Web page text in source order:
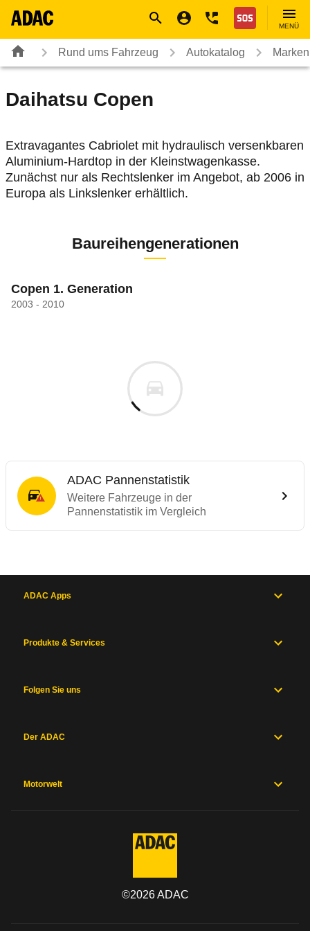
Nothilfe
MENÜ
Rund ums Fahrzeug Autokatalog
Daihatsu Copen
Extravagantes Cabriolet mit hydraulisch versenkbaren
Aluminium-Hardtop in der Kleinstwagenkasse.
Zunächst nur als Rechtslenker im Angebot, ab 2006 in
Europa als Linkslenker erhältlich.
Baureihengenerationen
Copen 1. Generation
2003 - 2010
ADAC Pannenstatistik
Weitere Fahrzeuge in der
Pannenstatistik im Vergleich
ADAC Apps
Produkte & Services
Folgen Sie uns
Der ADAC
Motorwelt
©2026ADAC